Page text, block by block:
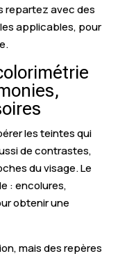
repartez avec des
applicables, pour
les teintes qui
de contrastes,
du visage. Le
: encolures,
obtenir une
mais des repères